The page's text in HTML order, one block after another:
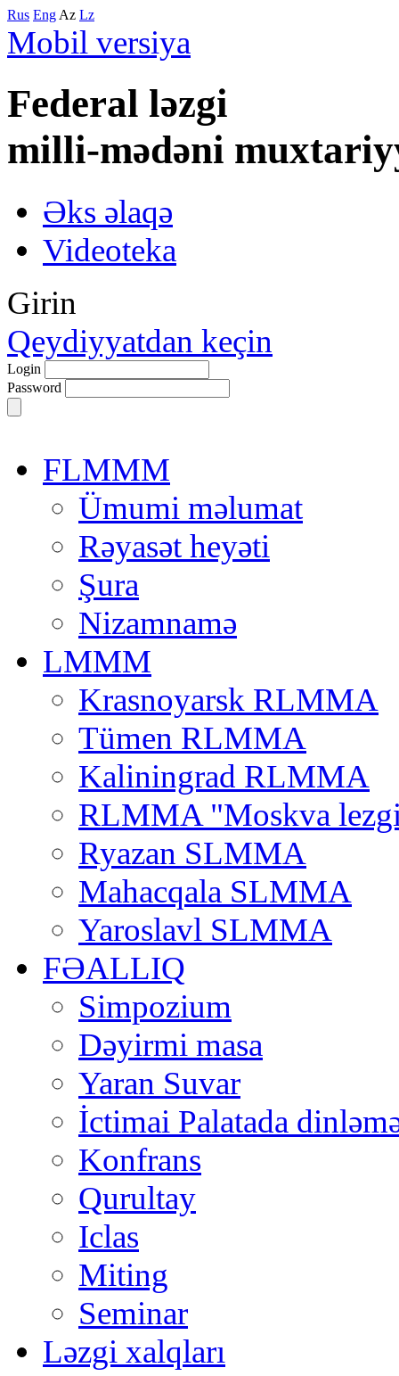
Rus Eng Az Lz
Mobil versiya
Federal lәzgi
milli-mәdәni
Əks əlaqə
Videoteka
Girin
Qeydiyyatdan keçin
Login
Password
FLMMM
Ümumi məlumat
Rəyasət heyəti
Şura
Nizamnamə
LMMM
Krasnoyarsk RLMMA
Tümen RLMMA
Kaliningrad RLMMA
RLMMA "Moskva
Ryazan SLMMA
Mahacqala SLMMA
Yaroslavl SLMMA
FƏALLIQ
Simpozium
Dəyirmi masa
Yaran Suvar
İctimai Palatada
Konfrans
Qurultay
Iclas
Miting
Seminar
Ləzgi xalqları